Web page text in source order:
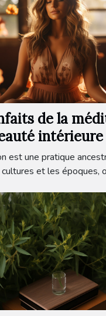
de la
est une pratique
et les époques,